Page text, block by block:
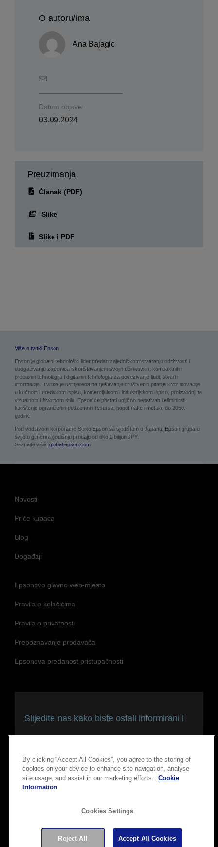
O autoru/ima
Ana Bajagic
Datum objave:
03.09.2024
Preuzimanja
Članak (PDF)
Slike
Slike i PDF
Više o tvrtki Epson
Epson je globalni tehnološki lider predan zajedničkom stvaranju održivosti i
obogaćivanju zajednica iskorištavanjem svojih učinkovitih, kompaktnih i
preciznih tehnologija i digitalnih tehnologija za povezivanje ljudi, stvari i
informacija. Tvrtka je usmjerena na rješavanje društvenih pitanja kroz inovacije
u kućnom i uredskom ispisu, komercijalnom i industrijskom ispisu, proizvodnji te
vizualnom i životnom stilu. Epson će postati ugljično negativan i eliminirati
korištenje ograničenih podzemnih resursa, poput nafte i metala, do 2050.
godine.
Pod vodstvom korporacije Seiko Epson sa sjedištem u Japanu, Epson grupa u
svijetu generira godišnju prodaju od oko 1 bilijun JPY.
Saznajte više: global.epson.com
Novosti
Priče kupaca
Blog
Događaji
Epsonovo glavno web-mjesto
Pravila o kolačićima
Pravila o privatnosti
Prepoznavanje prodavača
Epsonova predanost pristupačnosti
Slijedite nas kako biste ostali informirani i
Copyright © 2026 Seiko Epson Corporation. Sva prava
By clicking “Accept All Cookies”, you agree to the storing of
cookies on your device to enhance site navigation, analyse
site usage, and assist in our marketing efforts.
Cookie
Information
Cookies Settings
Reject All Accept All Cookies